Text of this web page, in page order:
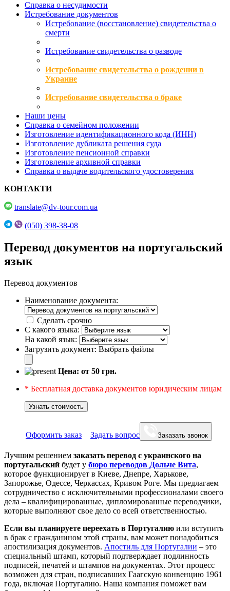
Справка о несудимости
Истребование документов
Истребование (восстановление) свидетельства о
смерти
Истребование свидетельства о разводе
Истребование свидетельства о рождении в
Украине
Истребование свидетельства о браке
Наши цены
Справка о семейном положении
Изготовление идентификационного кода (ИНН)
Изготовление дубликата решения суда
Изготовление пенсионной справки
Изготовление архивной справки
Справка о выдаче водительского удостоверения
КОНТАКТИ
translate@dv-tour.com.ua
(050) 398-38-08
Перевод документов на португальский
язык
Перевод документов
Наименование документа:
Сделать срочно
С какого языка:
На какой язык:
Загрузить документ: Выбрать файлы
Цена: от 50 грн.
* Бесплатная доставка документов юридическим лицам
Узнать стоимость
Оформить заказ Задать вопрос Заказать звонок
Лучшим решением заказать перевод с украинского на
португальский будет у бюро переводов Дольче Вита,
которое функционирует в Киеве, Днепре, Харькове,
Запорожье, Одессе, Черкассах, Кривом Роге. Мы предлагаем
сотрудничество с исключительными профессионалами своего
дела – квалифицированные, дипломированные переводчики,
которые выполняют свое дело со всей ответственностью.
Если вы планируете переехать в Португалию или вступить
в брак с гражданином этой страны, вам может понадобиться
апостилизация документов. Апостиль для Португалии – это
специальный штамп, который подтверждает подлинность
подписей, печатей и штампов на документах. Этот процесс
возможен для стран, подписавших Гаагскую конвенцию 1961
года, включая Португалию. Наша компания поможет вам